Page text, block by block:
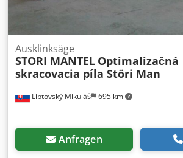
Liptovský Mikuláš 695 km
Ausklinksäge
STORI MANTEL Optimalizačná
skracovacia píla Störi Man
Anfragen